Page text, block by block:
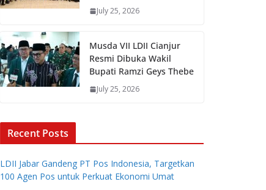
July 25, 2026
Musda VII LDII Cianjur
Resmi Dibuka Wakil
Bupati Ramzi Geys Thebe
July 25, 2026
Recent Posts
LDII Jabar Gandeng PT Pos Indonesia, Targetkan
100 Agen Pos untuk Perkuat Ekonomi Umat